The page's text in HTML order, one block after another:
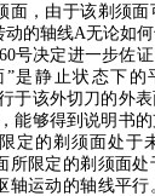
面，由于该剃须面
动的轴线A无论如
号决定进一步佐
”是静止状态下的
于该外切刀的外
能够得到说明书
定的剃须面处于
所限定的剃须面
轴运动的轴线平行